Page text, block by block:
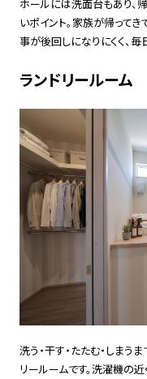
ホールには洗面台もあり、
いポイント。家族が帰って
事が後回しになりにくく、
ランドリールーム
洗う・干す・たたむ・しまう
リールームです。洗濯機の